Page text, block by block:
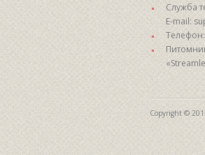
Служба
E-mail:
Copyright ©